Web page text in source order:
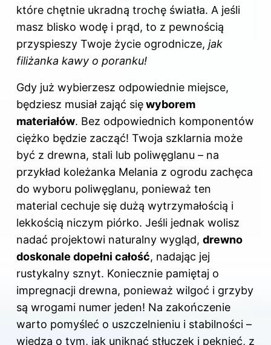
które chętnie ukradną trochę światła. A jeśli
masz blisko wodę i prąd, to z pewnością
przyspieszy Twoje życie ogrodnicze, jak
filiżanka kawy o poranku!
Gdy już wybierzesz odpowiednie miejsce,
będziesz musiał zająć sięwyborem
materiałów. Bez odpowiednich komponentów
ciężko będzie zacząć! Twoja szklarnia może
być z drewna, stali lub poliwęglanu – na
przykład koleżanka Melania z ogrodu zachęca
do wyboru poliwęglanu, ponieważ ten
material cechuje się dużą wytrzymałością i
lekkością niczym piórko. Jeśli jednak wolisz
nadać projektowi naturalny wygląd, drewno
doskonale dopełni całość, nadając jej
rustykalny sznyt. Koniecznie pamiętaj o
impregnacji drewna, ponieważ wilgoć i grzyby
są wrogami numer jeden! Na zakończenie
warto pomyśleć o uszczelnieniu i stabilności –
wiedza o tym, jak uniknąć stłuczek i pęknięć, z